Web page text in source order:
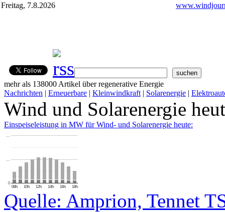
Freitag, 7.8.2026
mehr als 138000 Artikel über regenerative Energie
Nachrichten | Erneuerbare | Kleinwindkraft | Solarenergie |
Wind und Solarenergie
Einspeiseleistung in MW für Wind- und Solarenergie heute:
08h 10h 12h 14h 16h 18h
0
…
…
Quelle: Amprion, Tennet